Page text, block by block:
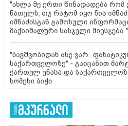
"ახლა მე ერთი წინადადება რომ
ნათელს, თუ რატომ იყო ნია
იმნაძისგან გამოსული
მაქსიმალური სასჯელი მიესჯება "
"ბავშვობიდან ასე ვარ..
საქართველოზე" - გაიცანით
ქართულ ენასა და
სომეხი ბიჭი